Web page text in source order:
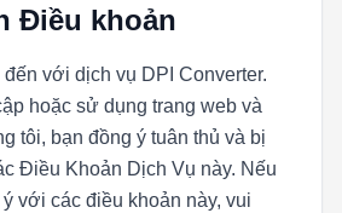
Điều khoản
với dịch vụ DPI Converter.
hoặc sử dụng trang web và
tôi, bạn đồng ý tuân thủ và bị
Điều Khoản Dịch Vụ này. Nếu
với các điều khoản này, vui